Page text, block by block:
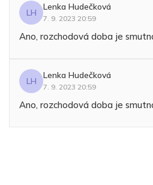
LH
Lenka Hudečková
7. 9. 2023 20:59
Ano, rozchodová doba je
LH
Lenka Hudečková
7. 9. 2023 20:59
Ano, rozchodová doba je